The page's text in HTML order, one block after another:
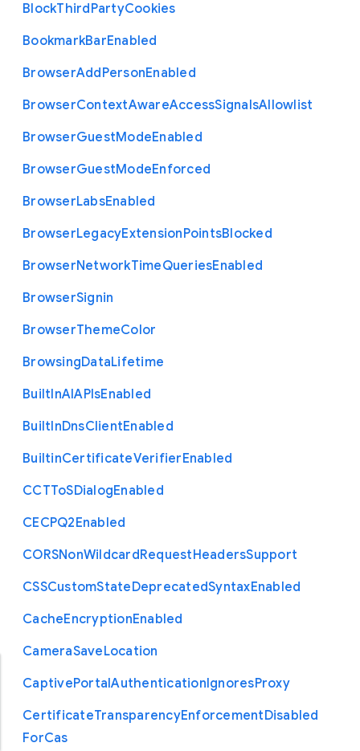
BlockThirdPartyCookies
BookmarkBarEnabled
BrowserAddPersonEnabled
BrowserContextAwareAccessSignalsAllowlist
BrowserGuestModeEnabled
BrowserGuestModeEnforced
BrowserLabsEnabled
BrowserLegacyExtensionPointsBlocked
BrowserNetworkTimeQueriesEnabled
BrowserSignin
BrowserThemeColor
BrowsingDataLifetime
BuiltInAIAPIsEnabled
BuiltInDnsClientEnabled
BuiltinCertificateVerifierEnabled
CCTToSDialogEnabled
CECPQ2Enabled
CORSNonWildcardRequestHeadersSupport
CSSCustomStateDeprecatedSyntaxEnabled
CacheEncryptionEnabled
CameraSaveLocation
CaptivePortalAuthenticationIgnoresProxy
CertificateTransparencyEnforcementDisabled
ForCas